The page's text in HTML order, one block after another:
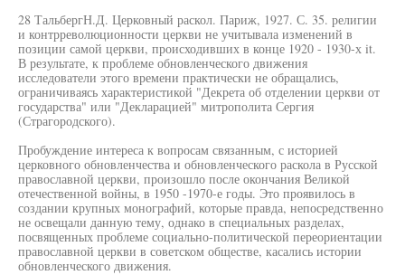
28 ТальбергН.Д. Церковный раскол. Париж, 1927. С. 35. религии
и контрреволюционности церкви не учитывала изменений в
позиции самой церкви, происходивших в конце 1920 - 1930-х it.
В результате, к проблеме обновленческого движения
исследователи этого времени практически не обращались,
ограничиваясь характеристикой "Декрета об отделении церкви от
государства" или "Декларацией" митрополита Сергия
(Страгородского).
Пробуждение интереса к вопросам связанным, с историей
церковного обновленчества и обновленческого раскола в Русской
православной церкви, произошло после окончания Великой
отечественной войны, в 1950 -1970-е годы. Это проявилось в
создании крупных монографий, которые правда, непосредственно
не освещали данную тему, однако в специальных разделах,
посвященных проблеме социально-политической переориентации
православной церкви в советском обществе, касались истории
обновленческого движения.